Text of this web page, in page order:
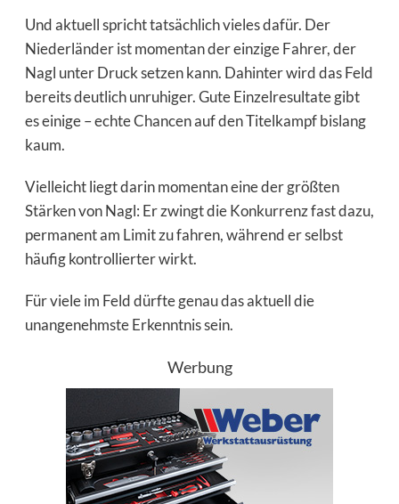
Und aktuell spricht tatsächlich vieles dafür. Der
Niederländer ist momentan der einzige Fahrer, der
Nagl unter Druck setzen kann. Dahinter wird das Feld
bereits deutlich unruhiger. Gute Einzelresultate gibt
es einige – echte Chancen auf den Titelkampf bislang
kaum.
Vielleicht liegt darin momentan eine der größten
Stärken von Nagl: Er zwingt die Konkurrenz fast dazu,
permanent am Limit zu fahren, während er selbst
häufig kontrollierter wirkt.
Für viele im Feld dürfte genau das aktuell die
unangenehmste Erkenntnis sein.
Werbung